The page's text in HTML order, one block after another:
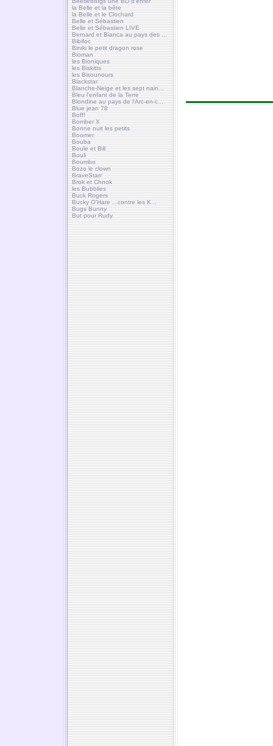
la Belle et la bête
la Belle et le Clochard
Belle et Sébastien
Belle et Sébastien LIVE
Bernard et Bianca au pays des ...
Bibifoc
Biniki le petit dragon rose
Bioman
les Bioniques
les Biskitts
les Bisounours
Blackstar
Blanche-Neige et les sept nain...
Bleu l'enfant de la Terre
Blondine au pays de l'Arc-en-c...
Blue jean 78
Boff!
Bomber X
Bonne nuit les petits
Boomer
Bouba
Boule et Bill
Bouli
Boumbo
Bozo le clown
BraveStarr
Brok et Chnok
les Bubblies
Buck Rogers
Bucky O'Hare ...contre les K...
Bugs Bunny
But pour Rudy